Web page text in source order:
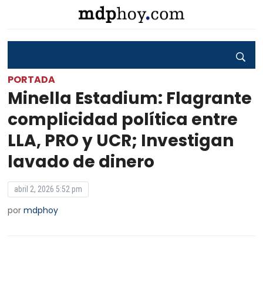
PORTADA
Minella Estadium: Flagrante
complicidad política entre
LLA, PRO y UCR; Investigan
lavado de dinero
abril 2, 2026 5:52 pm
pormdphoy